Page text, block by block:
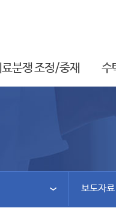
분쟁 조정/중재 수
보도자료